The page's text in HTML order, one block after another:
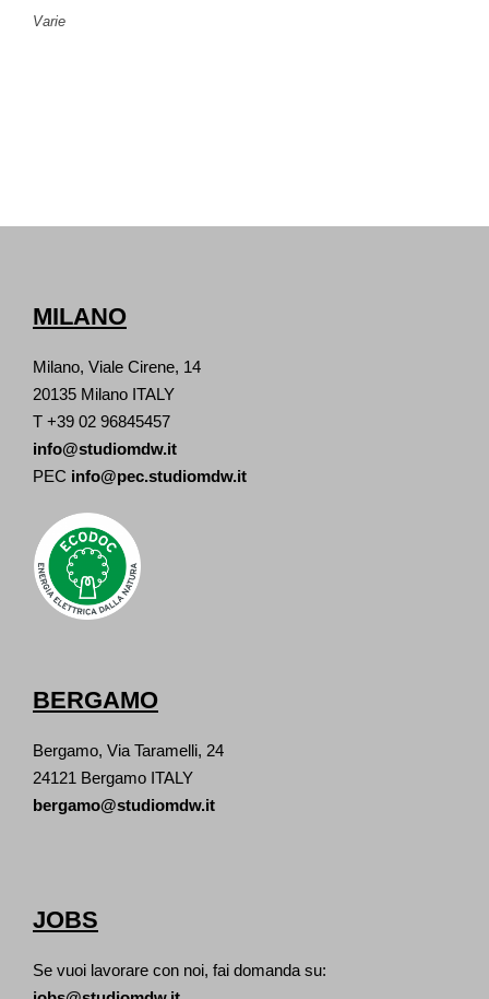
Varie
MILANO
Milano, Viale Cirene, 14
20135 Milano ITALY
T +39 02 96845457
info@studiomdw.it
PEC info@pec.studiomdw.it
BERGAMO
Bergamo, Via Taramelli, 24
24121 Bergamo ITALY
bergamo@studiomdw.it
JOBS
Se vuoi lavorare con noi, fai domanda su: